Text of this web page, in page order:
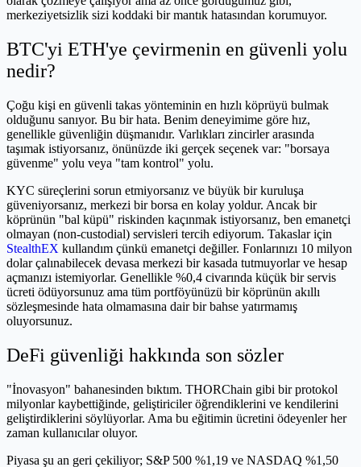
merkeziyetsizlik sizi koddaki bir mantık hatasından korumuyor.
BTC'yi ETH'ye çevirmenin en güvenli yolu
nedir?
Çoğu kişi en güvenli takas yönteminin en hızlı köprüyü bulmak
olduğunu sanıyor. Bu bir hata. Benim deneyimime göre hız,
genellikle güvenliğin düşmanıdır. Varlıkları zincirler arasında
taşımak istiyorsanız, önünüzde iki gerçek seçenek var: "borsaya
güvenme" yolu veya "tam kontrol" yolu.
KYC süreçlerini sorun etmiyorsanız ve büyük bir kuruluşa
güveniyorsanız, merkezi bir borsa en kolay yoldur. Ancak bir
köprünün "bal küpü" riskinden kaçınmak istiyorsanız, ben emanetçi
olmayan (non-custodial) servisleri tercih ediyorum. Takaslar için
StealthEX kullandım çünkü emanetçi değiller. Fonlarınızı 10 milyon
dolar çalınabilecek devasa merkezi bir kasada tutmuyorlar ve hesap
açmanızı istemiyorlar. Genellikle %0,4 civarında küçük bir servis
ücreti ödüyorsunuz ama tüm portföyünüzü bir köprünün akıllı
sözleşmesinde hata olmamasına dair bir bahse yatırmamış
oluyorsunuz.
DeFi güvenliği hakkında son sözler
"İnovasyon" bahanesinden bıktım. THORChain gibi bir protokol
milyonlar kaybettiğinde, geliştiriciler öğrendiklerini ve kendilerini
geliştirdiklerini söylüyorlar. Ama bu eğitimin ücretini ödeyenler her
zaman kullanıcılar oluyor.
Piyasa şu an geri çekiliyor; S&P 500 %1,19 ve NASDAQ %1,50